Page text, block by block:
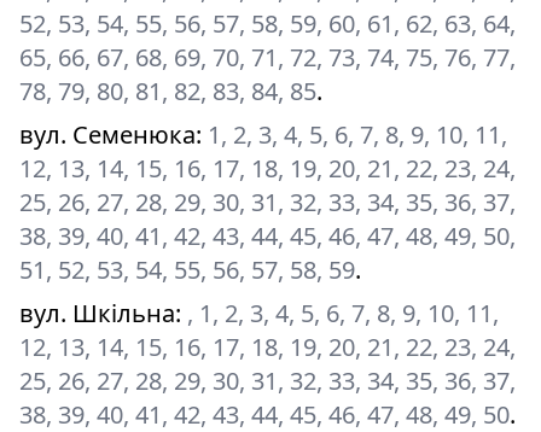
52, 53, 54, 55, 56, 57, 58, 59, 60, 61, 62, 63, 64,
65, 66, 67, 68, 69, 70, 71, 72, 73, 74, 75, 76, 77,
78, 79, 80, 81, 82, 83, 84, 85.
вул. Семенюка: 1, 2, 3, 4, 5, 6, 7, 8, 9, 10, 11,
12, 13, 14, 15, 16, 17, 18, 19, 20, 21, 22, 23, 24,
25, 26, 27, 28, 29, 30, 31, 32, 33, 34, 35, 36, 37,
38, 39, 40, 41, 42, 43, 44, 45, 46, 47, 48, 49, 50,
51, 52, 53, 54, 55, 56, 57, 58, 59.
вул. Шкільна: , 1, 2, 3, 4, 5, 6, 7, 8, 9, 10, 11,
12, 13, 14, 15, 16, 17, 18, 19, 20, 21, 22, 23, 24,
25, 26, 27, 28, 29, 30, 31, 32, 33, 34, 35, 36, 37,
38, 39, 40, 41, 42, 43, 44, 45, 46, 47, 48, 49, 50.